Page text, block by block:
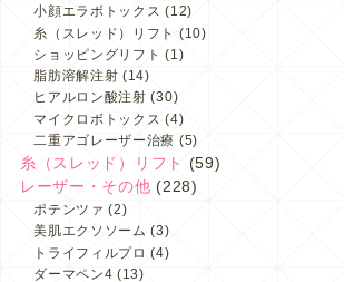
小顔エラボトックス (12)
糸（スレッド）リフト (10)
ショッピングリフト (1)
脂肪溶解注射 (14)
ヒアルロン酸注射 (30)
マイクロボトックス (4)
二重アゴレーザー治療 (5)
糸（スレッド）リフト
(59)
レーザー・その他 (228)
ポテンツァ (2)
美肌エクソソーム (3)
トライフィルプロ (4)
ダーマペン4 (13)